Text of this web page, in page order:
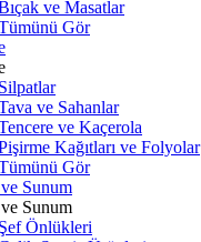
ve Masatlar
Gör
Silpatlar
ve Sahanlar
ve Kaçerola
Kağıtları ve Folyolar
Gör
Sunum
Sunum
Şef Önlükleri